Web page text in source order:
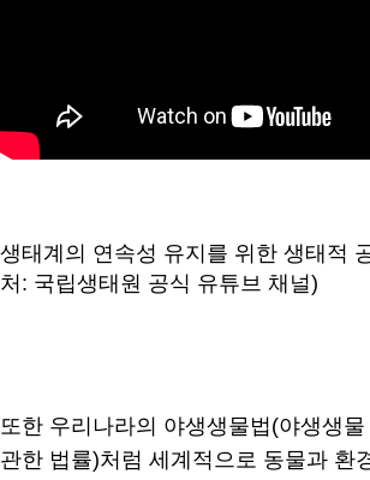
생태계의 연속성 유지를 위한 생태적
처: 국립생태원 공식 유튜브 채널)
또한 우리나라의 야생생물법(야생생물
관한 법률)처럼 세계적으로 동물과 환